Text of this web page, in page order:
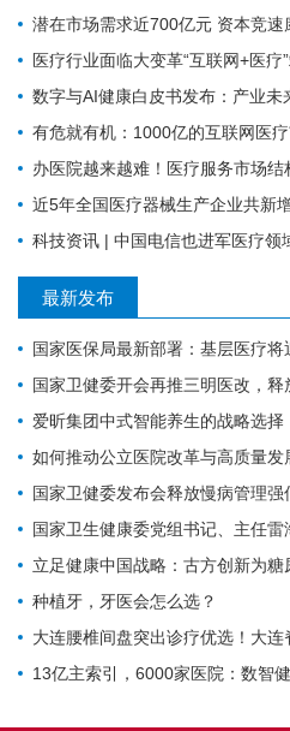
潜在市场需求近700亿元 资本竞速
医疗行业面临大变革“互联网+医疗
数字与AI健康白皮书发布：产业未来增长的
有危就有机：1000亿的互联网医疗市
办医院越来越难！医疗服务市场结
近5年全国医疗器械生产企业共新增7749
科技资讯 | 中国电信也进军医疗领
最新发布
国家医保局最新部署：基层医疗将
国家卫健委开会再推三明医改，释
爱昕集团中式智能养生的战略选择：大健康风口
如何推动公立医院改革与高质量发展？他们齐
国家卫健委发布会释放慢病管理强
国家卫生健康委党组书记、主任雷海
立足健康中国战略：古方创新为糖尿病慢
种植牙，牙医会怎么选？
大连腰椎间盘突出诊疗优选！大
13亿主索引，6000家医院：数智